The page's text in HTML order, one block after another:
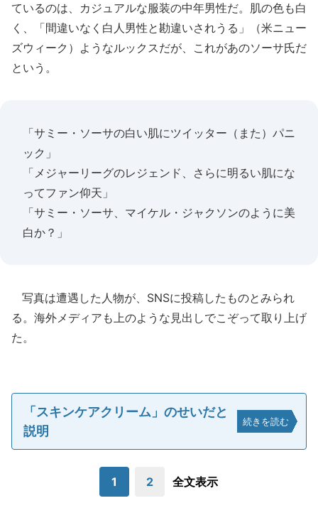
ているのは、カジュアルな服装の中年男性だ。肌の色も白
く、「間違いなく白人男性と勘違いされうる」（米ニュー
ズウィーク）ようなルックスだが、これがあのソーサ氏だ
という。
「サミー・ソーサの白い肌にツイッター（また）パニ
ック」
「メジャーリーグのレジェンド、さらに明るい肌にな
ってファン仰天」
「サミー・ソーサ、マイケル・ジャクソンのように美
白か？」
写真は遭遇した人物が、SNSに投稿したものとみられ
る。海外メディアも上のような見出しでこぞって取り上げ
た。
「スキンケアクリーム」のせいだと
説明
続きを読む
1 2 全文表示